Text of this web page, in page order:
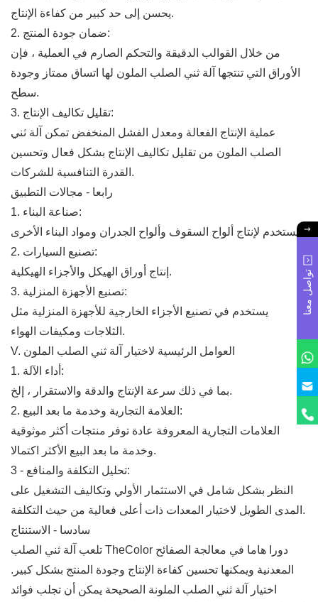
يحسن إلى حد كبير من كفاءة الإنتاج.
2. ضمان جودة المنتج:
من خلال القوالب الدقيقة والتحكم الصارم في العملية ، فإن
الأوراق التي تنتجها آلة ثني الصلب الملون لها اتساق ممتاز وجودة
سطح.
3. تقليل تكاليف الإنتاج:
عملية الإنتاج الفعالة ومعدل الفشل المنخفض تمكن آلة ثني
الصلب الملون من تقليل تكاليف الإنتاج بشكل فعال وتحسين
القدرة التنافسية للشركات.
رابعا - مجالات التطبيق
1. صناعة البناء:
2. تصنيع السيارات:
إنتاج أوراق الهيكل والأجزاء الهيكلية.
3. تصنيع الأجهزة المنزلية:
يستخدم في تصنيع الأجزاء الخارجية للأجهزة المنزلية مثل
الثلاجات ومكيفات الهواء.
V. العوامل الرئيسية لاختيار آلة ثني الصلب الملون
1. أداء الآلة:
بما في ذلك سرعة الإنتاج والدقة والاستقرار ، إلخ.
2. العلامة التجارية وخدمة ما بعد البيع:
العلامات التجارية المعروفة عادة توفر منتجات أكثر موثوقية
وخدمة ما بعد البيع الأكثر اكتمالا.
3 - تحليل التكلفة والمنافع:
النظر بشكل شامل في الاستثمار الأولي وتكاليف التشغيل على
المدى الطويل لاختيار المعدات ذات أعلى فعالية من حيث التكلفة.
سادسا - الاستنتاج
تلعب آلة ثني الصلب TheColor دورا هاما في معالجة الصفائح
المعدنية ويمكنها تحسين كفاءة الإنتاج وجودة المنتج بشكل كبير.
اختيار آلة ثني الصلب الملونة الصحيحة يمكن أن تجلب فوائد
تواصل معنا